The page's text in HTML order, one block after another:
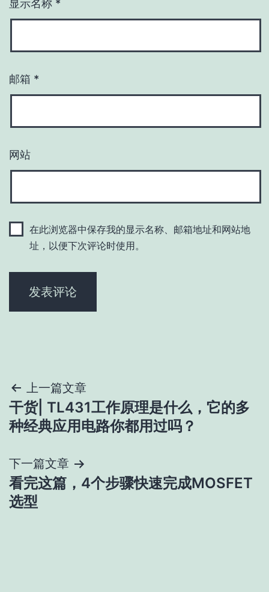
显示名称 *
邮箱 *
网站
在此浏览器中保存我的显示名称、邮箱地址和网站地
址，以便下次评论时使用。
文
章
航
上一篇文章
干货| TL431工作原理是什么，它的多
种经典应用电路你都用过吗？
下一篇文章
看完这篇，4个步骤快速完成MOSFET
选型